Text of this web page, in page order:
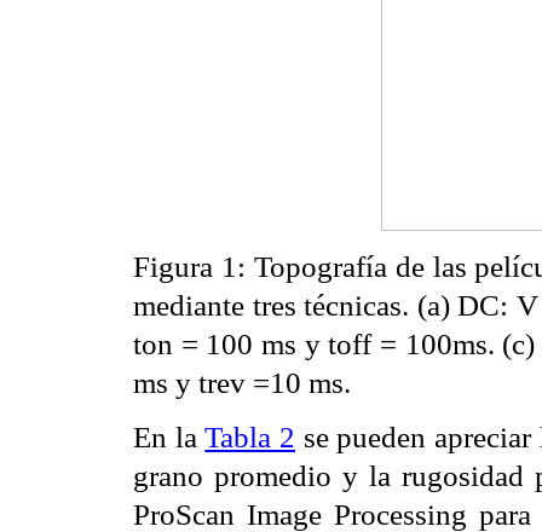
Figura 1: Topografía de las
mediante tres técnicas. (a) DC:
ton = 100 ms y toff = 100ms.
ms y trev =10 ms.
En laTabla 2 se pueden
grano promedio y la rugosidad
ProScan Image Processing